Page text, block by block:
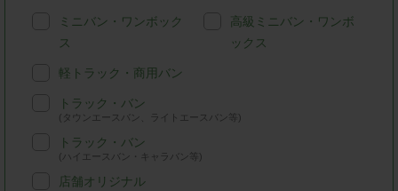
ミニバン・ワンボック
ス
高級ミニバン・ワンボ
ックス
軽トラック・商用バン
トラック・バン
(タウンエースバン、ライトエースバン等)
トラック・バン
(ハイエースバン・キャラバン等)
店舗オリジナル